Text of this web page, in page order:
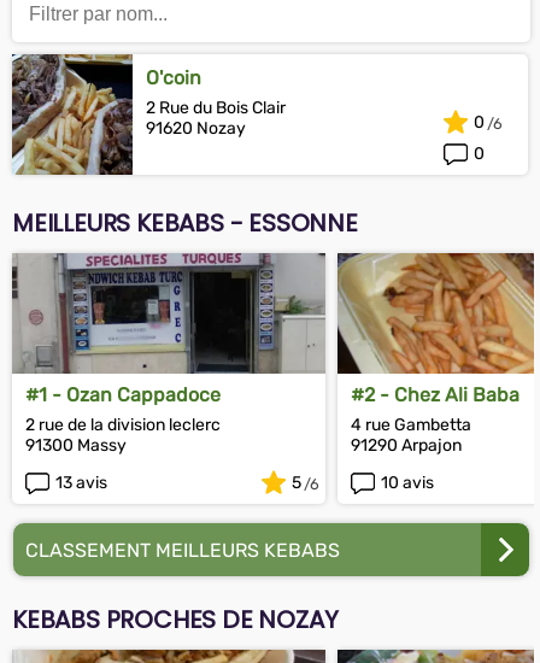
O'coin
2 Rue du Bois Clair
91620 Nozay
0
0
MEILLEURS KEBABS - ESSONNE
#1 - Ozan Cappadoce
2 rue de la division leclerc
91300 Massy
13 avis
5
#2 - Chez Ali Baba
4 rue Gambetta
91290 Arpajon
10 avis
CLASSEMENT MEILLEURS KEBABS
KEBABS PROCHES DE NOZAY